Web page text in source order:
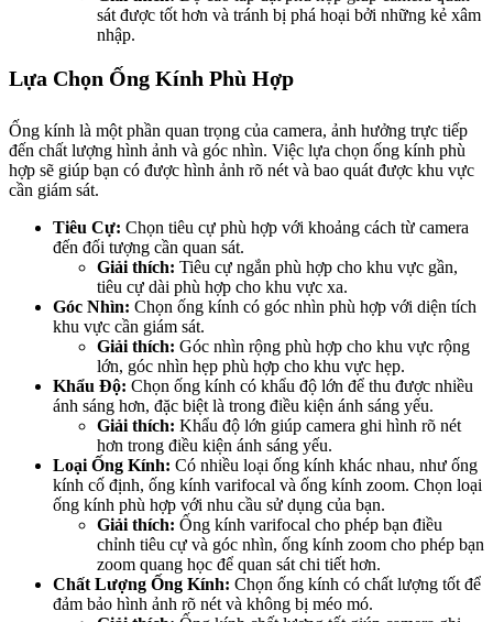
sát được tốt hơn và tránh bị phá hoại bởi những kẻ xâm
nhập.
Lựa Chọn Ống Kính Phù Hợp
Ống kính là một phần quan trọng của camera, ảnh hưởng trực tiếp
đến chất lượng hình ảnh và góc nhìn. Việc lựa chọn ống kính phù
hợp sẽ giúp bạn có được hình ảnh rõ nét và bao quát được khu vực
cần giám sát.
Tiêu Cự: Chọn tiêu cự phù hợp với khoảng cách từ camera
đến đối tượng cần quan sát.
Giải thích: Tiêu cự ngắn phù hợp cho khu vực gần,
tiêu cự dài phù hợp cho khu vực xa.
Góc Nhìn: Chọn ống kính có góc nhìn phù hợp với diện tích
khu vực cần giám sát.
Giải thích: Góc nhìn rộng phù hợp cho khu vực rộng
lớn, góc nhìn hẹp phù hợp cho khu vực hẹp.
Khẩu Độ: Chọn ống kính có khẩu độ lớn để thu được nhiều
ánh sáng hơn, đặc biệt là trong điều kiện ánh sáng yếu.
Giải thích: Khẩu độ lớn giúp camera ghi hình rõ nét
hơn trong điều kiện ánh sáng yếu.
Loại Ống Kính: Có nhiều loại ống kính khác nhau, như ống
kính cố định, ống kính varifocal và ống kính zoom. Chọn loại
ống kính phù hợp với nhu cầu sử dụng của bạn.
Giải thích: Ống kính varifocal cho phép bạn điều
chỉnh tiêu cự và góc nhìn, ống kính zoom cho phép bạn
zoom quang học để quan sát chi tiết hơn.
Chất Lượng Ống Kính: Chọn ống kính có chất lượng tốt để
đảm bảo hình ảnh rõ nét và không bị méo mó.